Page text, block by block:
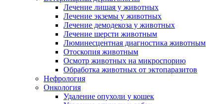
Лечение лишая у животных
Лечение экземы у животных
Лечение демодекоза у животных
Лечение шерсти животным
Люминесцентная диагностика животным
Отоскопия животным
Осмотр животных на микроспорию
Обработка животных от эктопаразитов
Нефрология
Онкология
Удаление опухоли у кошек